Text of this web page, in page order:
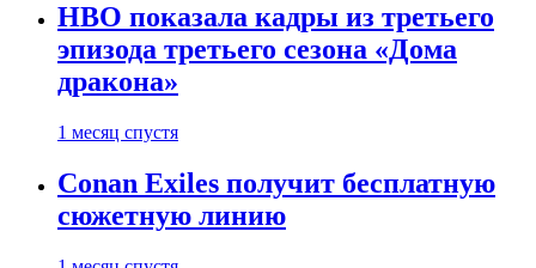
HBO показала кадры из третьего
эпизода третьего сезона «Дома
дракона»
1 месяц спустя
Conan Exiles получит бесплатную
сюжетную линию